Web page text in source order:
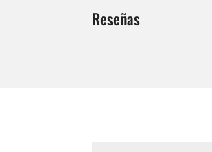
Reseñas